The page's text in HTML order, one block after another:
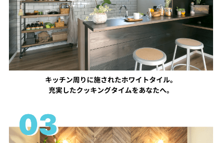
キッチン周りに施されたホワイトタイル。
充実したクッキングタイムをあなたへ。